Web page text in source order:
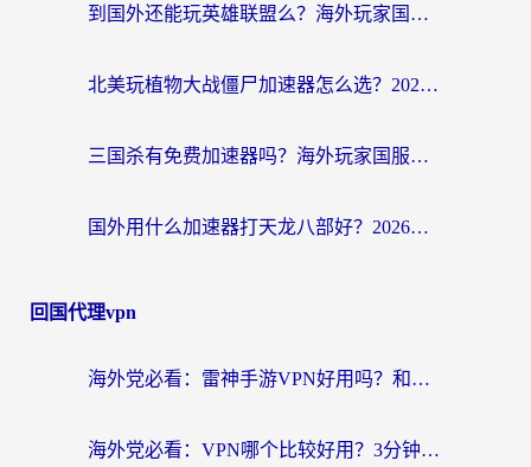
到国外还能玩英雄联盟么？海外玩家国服游戏畅玩终极指南
北美玩植物大战僵尸加速器怎么选？2026海外党必看的国服游戏加速指南
三国杀有免费加速器吗？海外玩家国服畅玩终极指南（附泰国南非专属解决方案）
国外用什么加速器打天龙八部好？2026海外玩家国服游戏加速全攻略
回国代理vpn
海外党必看：雷神手游VPN好用吗？和天速回国VPN对比哪个回国效果更好？附实用加速器选择指南
海外党必看：VPN哪个比较好用？3分钟找到适合你的回国加速方案